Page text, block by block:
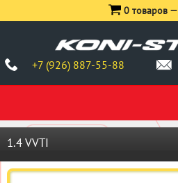
+7 (926) 887-55-88
0 товаров —
1.4 VVTI